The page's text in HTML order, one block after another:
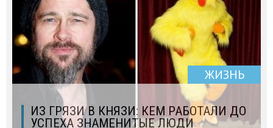
ЖИЗНЬ
ИЗ ГРЯЗИ В КНЯЗИ: КЕМ РАБОТАЛИ ДО
УСПЕХА ЗНАМЕНИТЫЕ ЛЮДИ